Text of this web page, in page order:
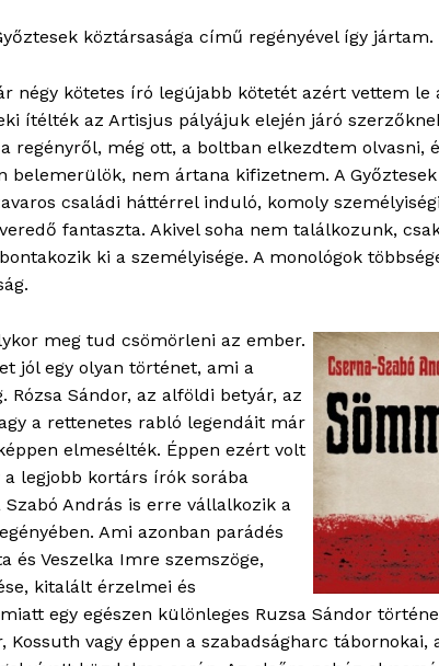
blogSZOLNOK
szubjektív
köztársasága című regényével így jártam.
négy kötetes író legújabb kötetét azért vettem
ítélték az Artisjus pályájuk elején járó
regényről, még ott, a boltban elkezdtem olvasni,
belemerülök, nem ártana kifizetnem. A
családi háttérrel induló, komoly
fantaszta. Akivel soha nem találkozunk,
ki a személyisége. A monológok
meg tud csömörleni az ember.
jól egy olyan történet, ami a
Rózsa Sándor, az alföldi betyár, az
a rettenetes rabló legendáit már
elmesélték. Éppen ezért volt
a legjobb kortárs írók sorába
András is erre vállalkozik a
Ami azonban parádés
és Veszelka Imre szemszöge,
kitalált érzelmei és
egy egészen különleges Ruzsa Sándor
Kossuth vagy éppen a szabadságharc